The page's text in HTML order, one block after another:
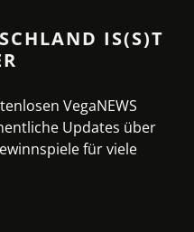
IS(S)T
VegaNEWS
Updates über
für viele